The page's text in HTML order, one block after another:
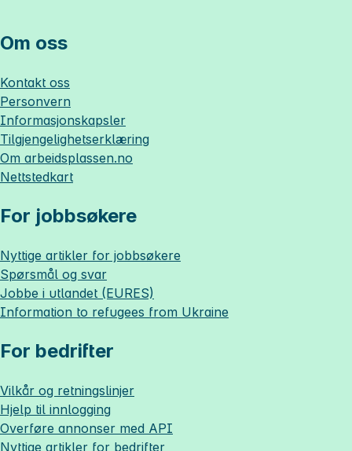
Om oss
Kontakt oss
Personvern
Informasjonskapsler
Tilgjengelighetserklæring
Om arbeidsplassen.no
Nettstedkart
For jobbsøkere
Nyttige artikler for jobbsøkere
Spørsmål og svar
Jobbe i utlandet (EURES)
Information to refugees from Ukraine
For bedrifter
Vilkår og retningslinjer
Hjelp til innlogging
Overføre annonser med API
Nyttige artikler for bedrifter